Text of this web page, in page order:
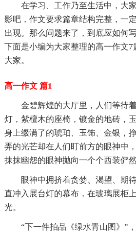
在学习、工作乃至生活中，大
影吧，作文要求篇章结构完整，一
出现。那么问题来了，到底应如何
下面是小编为大家整理的高一作文7
大家。
高一作文 篇1
金碧辉煌的大厅里，人们等待
灯，紫檀木的座椅，镀金的地砖，
身上缀满了的琥珀、玉饰、金银，
弄的光芒却在人们盯前方的眼神中
抹抹幽怨的眼神抛向一个个西装俨然
眼神中拥挤着贪婪、渴望、期
直冲入展台灯的幕布，在玻璃展柜
光。
“下一件拍品《绿水青山图》”